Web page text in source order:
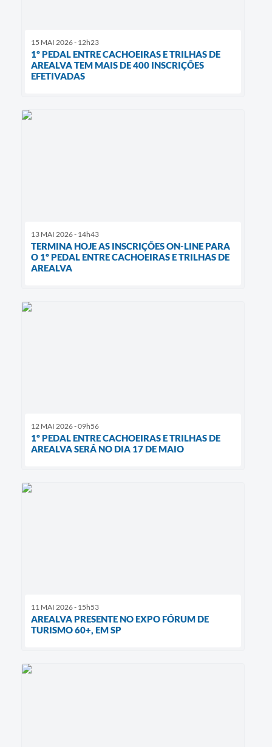
15 MAI 2026 - 12h23
1º PEDAL ENTRE CACHOEIRAS E TRILHAS DE
AREALVA TEM MAIS DE 400 INSCRIÇÕES
EFETIVADAS
13 MAI 2026 - 14h43
TERMINA HOJE AS INSCRIÇÕES ON-LINE PARA
O 1º PEDAL ENTRE CACHOEIRAS E TRILHAS DE
AREALVA
12 MAI 2026 - 09h56
1º PEDAL ENTRE CACHOEIRAS E TRILHAS DE
AREALVA SERÁ NO DIA 17 DE MAIO
11 MAI 2026 - 15h53
AREALVA PRESENTE NO EXPO FÓRUM DE
TURISMO 60+, EM SP